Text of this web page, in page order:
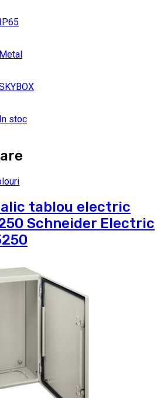
IP65
Metal
In stoc
tablou electric
Schneider Electric